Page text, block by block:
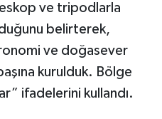
ve tripodlarla
belirterek,
ve doğasever
kurulduk. Bölge
ifadelerini kullandı.